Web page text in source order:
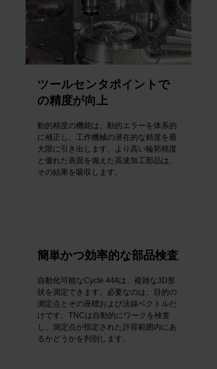
ツールセンタポイントで
の精度が向上
動的精度の機能は、動的エラーを体系的
に補正し、工作機械の潜在的な精度を最
大限に引き出します。より高い輪郭精度
と優れた表面を備えた高速加工部品は、
その結果を吸収します。
簡単かつ効率的な部品検査
自動化可能なCycle 444は、複雑な3D形
状を測定できます。必要なのは、目的の
測定点とその座標および法線ベクトルだ
けです。TNCは自動的にワークを検査
し、測定点が指定された許容範囲内にあ
るかどうかを判別します。